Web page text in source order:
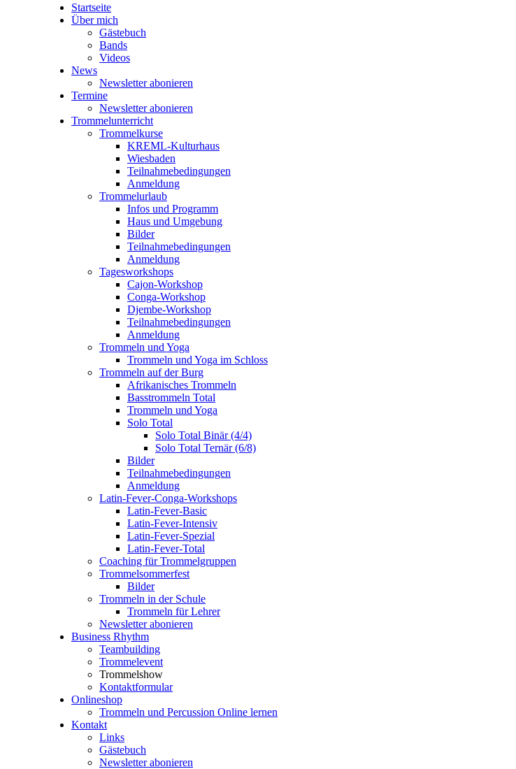
Startseite
Über mich
Gästebuch
Bands
Videos
News
Newsletter abonieren
Termine
Newsletter abonieren
Trommelunterricht
Trommelkurse
KREML-Kulturhaus
Wiesbaden
Teilnahmebedingungen
Anmeldung
Trommelurlaub
Infos und Programm
Haus und Umgebung
Bilder
Teilnahmebedingungen
Anmeldung
Tagesworkshops
Cajon-Workshop
Conga-Workshop
Djembe-Workshop
Teilnahmebedingungen
Anmeldung
Trommeln und Yoga
Trommeln und Yoga im Schloss
Trommeln auf der Burg
Afrikanisches Trommeln
Basstrommeln Total
Trommeln und Yoga
Solo Total
Solo Total Binär (4/4)
Solo Total Ternär (6/8)
Bilder
Teilnahmebedingungen
Anmeldung
Latin-Fever-Conga-Workshops
Latin-Fever-Basic
Latin-Fever-Intensiv
Latin-Fever-Spezial
Latin-Fever-Total
Coaching für Trommelgruppen
Trommelsommerfest
Bilder
Trommeln in der Schule
Trommeln für Lehrer
Newsletter abonieren
Business Rhythm
Teambuilding
Trommelevent
Trommelshow
Kontaktformular
Onlineshop
Trommeln und Percussion Online lernen
Kontakt
Links
Gästebuch
Newsletter abonieren